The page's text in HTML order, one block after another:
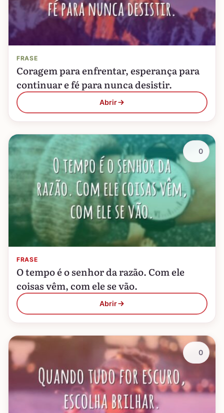
FRASE
Coragem para enfrentar, esperança para
continuar e fé para nunca desistir.
Abrir
FRASE
O tempo é o senhor da razão. Com ele
coisas vêm, com ele se vão.
Abrir
0
0